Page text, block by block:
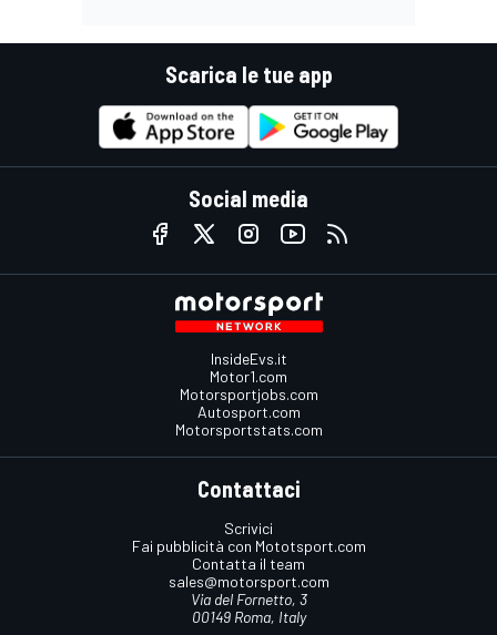
Scarica le tue app
Social media
InsideEvs.it
Motor1.com
Motorsportjobs.com
Autosport.com
Motorsportstats.com
Contattaci
Scrivici
Fai pubblicità con Mototsport.com
Contatta il team
sales@motorsport.com
Via del Fornetto, 3
00149 Roma, Italy